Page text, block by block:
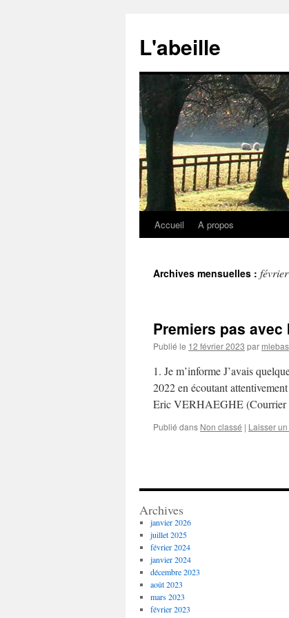
contenu
L'abeille
Accueil A propos
Archives mensuelles :
Premiers pas avec
Publié le 12 février 2023 par mlebas
1. Je m’informe J’avais
2022 en écoutant
Eric VERHAEGHE (Courrier
Publié dans Non classé | Laisser
Archives
janvier 2026
juillet 2025
février 2024
janvier 2024
décembre 2023
août 2023
mars 2023
février 2023